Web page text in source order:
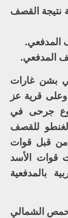
نتيجة القصف
بشن غارات
وعلى قرية عز
جرحى في
للقصف
من قبل قوات
قوات الأسد
بالمدفعية
حمص الشمالي